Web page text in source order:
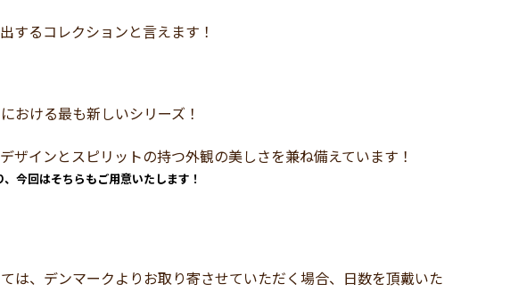
するコレクションと言えます！
おける最も新しいシリーズ！
インとスピリットの持つ外観の美しさを兼ね備えています！
今回はそちらもご用意いたします！
、デンマークよりお取り寄させていただく場合、日数を頂戴いた